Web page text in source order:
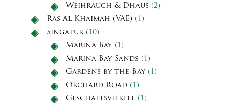
Weihrauch & Dhaus (2)
Ras Al Khaimah (VAE) (1)
Singapur(10)
Marina Bay(1)
Marina Bay Sands (1)
Gardens by the Bay(1)
Orchard Road (1)
Geschäftsviertel (1)